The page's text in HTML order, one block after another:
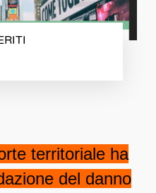
territoriale ha
del danno